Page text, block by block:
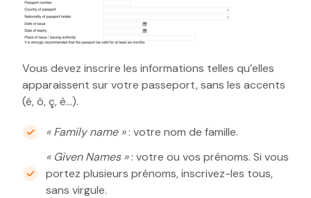
Vous devez inscrire les informations telles qu’elles
apparaissent sur votre passeport, sans les accents
(é, ô, ç, è…).
« Family name »: votre nom de famille.
« Given Names »: votre ou vos prénoms. Si vous
portez plusieurs prénoms, inscrivez-les tous,
sans virgule.